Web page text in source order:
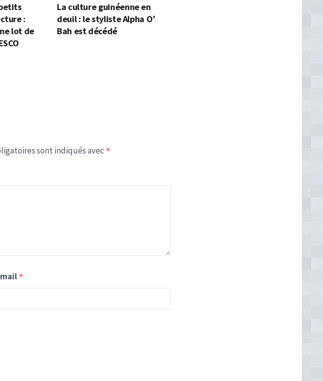
:
lot de
La culture guinéenne en
deuil : le styliste Alpha O’
Bah est décédé
sont indiqués avec *
*